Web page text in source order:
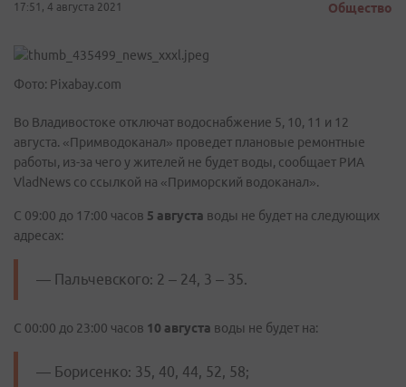
17:51, 4 августа 2021 Общество
Фото: Pixabay.com
Во Владивостоке отключат водоснабжение 5, 10, 11 и 12
августа. «Примводоканал» проведет плановые ремонтные
работы, из-за чего у жителей не будет воды, сообщает РИА
VladNews со ссылкой на «Приморский водоканал».
С 09:00 до 17:00 часов 5 августа воды не будет на следующих
адресах:
— Пальчевского: 2 – 24, 3 – 35.
С 00:00 до 23:00 часов 10 августа воды не будет на:
— Борисенко: 35, 40, 44, 52, 58;